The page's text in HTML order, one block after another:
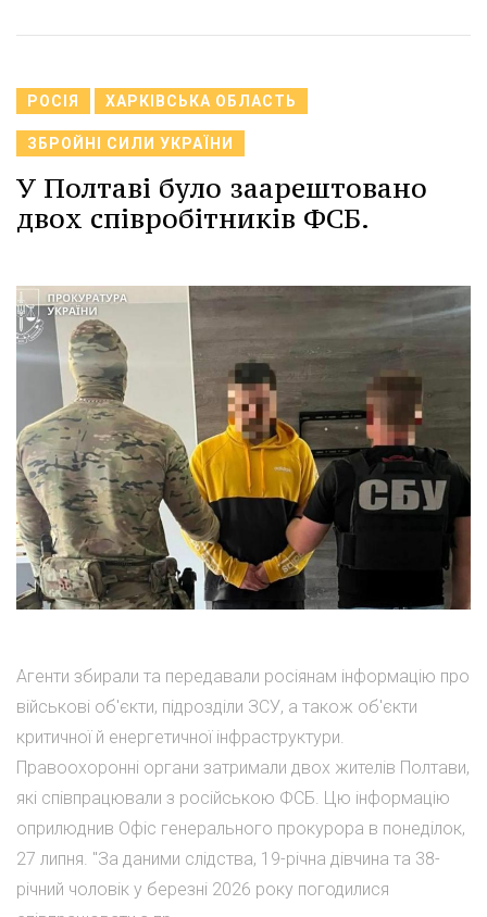
РОСІЯ ХАРКІВСЬКА ОБЛАСТЬ
ЗБРОЙНІ СИЛИ УКРАЇНИ
У Полтаві було заарештовано
двох співробітників ФСБ.
Агенти збирали та передавали росіянам інформацію про
військові об'єкти, підрозділи ЗСУ, а також об'єкти
критичної й енергетичної інфраструктури.
Правоохоронні органи затримали двох жителів Полтави,
які співпрацювали з російською ФСБ. Цю інформацію
оприлюднив Офіс генерального прокурора в понеділок,
27 липня. "За даними слідства, 19-річна дівчина та 38-
річний чоловік у березні 2026 року погодилися